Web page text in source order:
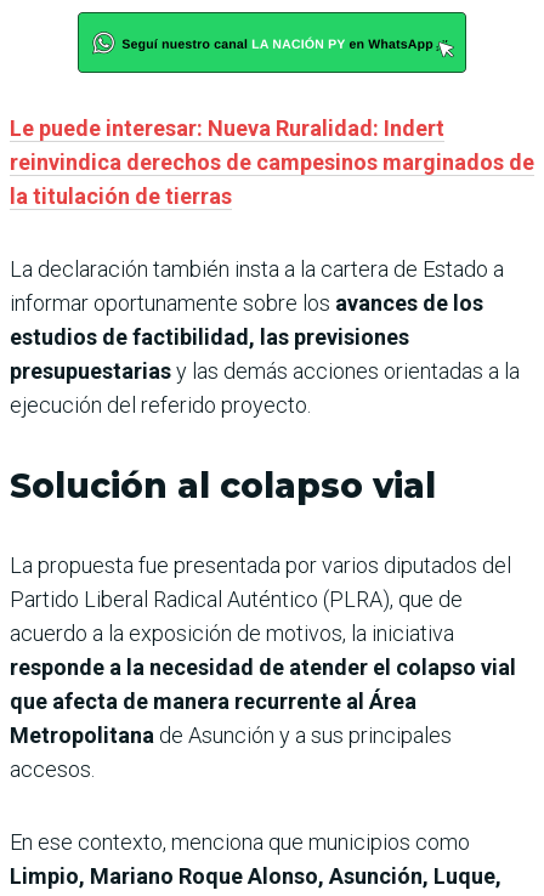
Le puede interesar: Nueva Ruralidad: Indert
reinvindica derechos de campesinos marginados de
la titulación de tierras
La declaración también insta a la cartera de Estado a
informar oportunamente sobre los avances de los
estudios de factibilidad, las previsiones
presupuestariasy las demás acciones orientadas a la
ejecución del referido proyecto.
Solución al colapso vial
La propuesta fue presentada por varios diputados del
Partido Liberal Radical Auténtico (PLRA), que de
acuerdo a la exposición de motivos, la iniciativa
responde a la necesidad de atender el colapso vial
que afecta de manera recurrente al Área
Metropolitana de Asunción y a sus principales
accesos.
En ese contexto, menciona que municipios como
Limpio, Mariano Roque Alonso, Asunción, Luque,